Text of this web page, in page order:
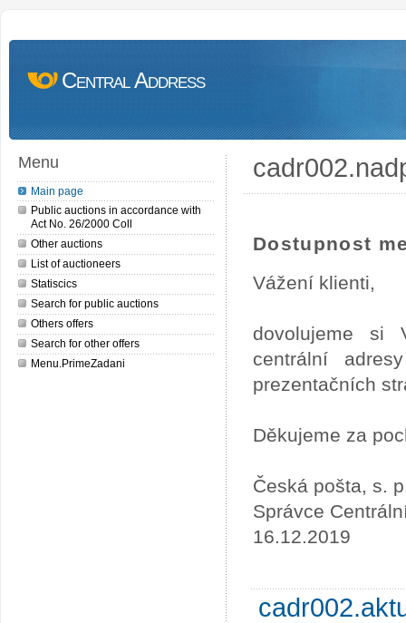
Central Address
Menu
Main page
Public auctions in accordance with
Act No. 26/2000 Coll
Other auctions
List of auctioneers
Statiscics
Search for public auctions
Others offers
Search for other offers
Menu.PrimeZadani
Dostupnost
Vážení klienti,
dovolujeme si
centrální
prezentačních
Děkujeme za
Česká pošta, s.
Správce
16.12.2019